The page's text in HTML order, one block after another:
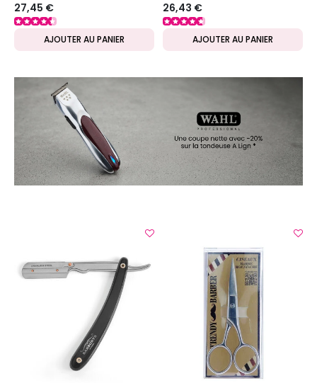
27,45 €
AJOUTER AU PANIER
26,43 €
AJOUTER AU PANIER